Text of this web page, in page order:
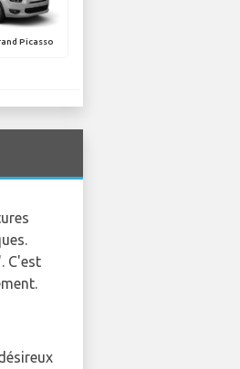
Picasso
C'est